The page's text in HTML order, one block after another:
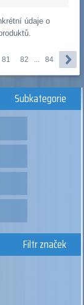
údaje o
81 82 ... 84
Subkategorie
Filtr značek